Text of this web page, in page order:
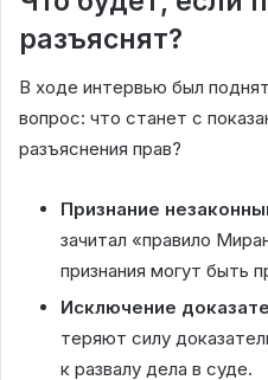
разъяснят?
В ходе интервью был
вопрос: что станет с
разъяснения прав?
Признание
зачитал «правило
признания могут быть
Исключение
теряют силу
к развалу дела в суде.